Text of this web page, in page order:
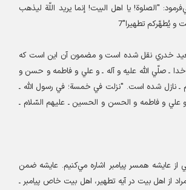
"الصلوة! يا اهل البيت! إنما يريد اللّة ليذهب
يُطهّرکم تطهيرا"7
خدري نقل شده است و مضمون آن این است که
خدا ـ صلّي الله عليه و آله ـ و علي و فاطمه و حسن و
نازل شده است. "نزلت في خمسة؛ في رسول اللّه ـ
علي و فاطمه و الحسن و الحسين ـ عليهم السّلام ـ
عايشه همسر پیامبر اشاره مي‌کنيم. عایشه ضمن
از اهل بيت در آیه تطهیر، اهل بيت خاص پيامبر ـ